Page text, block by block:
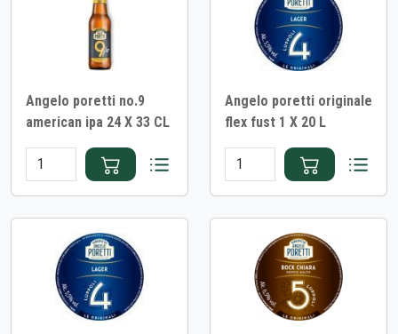
Angelo poretti no.9
american ipa 24 X 33 CL
Angelo poretti originale
flex fust 1 X 20 L